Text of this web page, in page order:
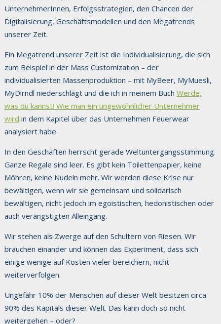
UnternehmerInnen, Erfolgsstrategien, den Chancen der
Digitalisierung, Geschäftsmodellen und den Megatrends
unserer Zeit.
Ein Megatrend unserer Zeit ist die Individualisierung, die sich
zum Beispiel in der Mass Customization – der
individualisierten Massenproduktion – mit MyBeer, MyMuesli,
MyDirndl niederschlägt und die ich in meinem Buch Werde,
was du kannst! Wie man ein ungewöhnlicher Unternehmer
wird in dem Kapitel über das Unternehmen Feuerwear
analysiert habe.
In den Geschäften herrscht gerade Weltuntergangsstimmung.
Ganze Regale sind leer. Es gibt kein Toilettenpapier, keine
Möhren, keine Nudeln mehr. Wir werden diese Krise nur
bewältigen, wenn wir sie gemeinsam und solidarisch
bewältigen, nicht jedoch im egoistischen, hedonistischen oder
auch verängstigten Alleingang.
Wir stehen als Zwerge auf den Schultern von Riesen. Wir
brauchen einander und können das Experiment, dass sich
einige wenige auf Kosten vieler bereichern, nicht
weiterverfolgen.
Ungefähr 10% der Menschen auf dieser Welt besitzen circa
90% des Kapitals dieser Welt. Das kann doch so nicht
weitergehen – oder?